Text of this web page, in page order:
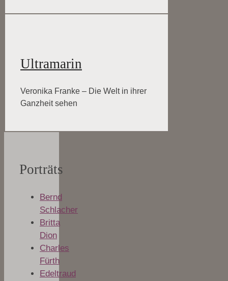
Ultramarin
Veronika Franke – Die Welt in ihrer
Ganzheit sehen
Porträts
Bernd
Schlacher
Britta
Dion
Charles
Fürth
Edeltraud